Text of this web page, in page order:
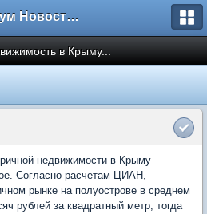
Форум Новостройки
в Крыму...
недвижимости в Крыму
Согласно расчетам ЦИАН,
рынке на полуострове в среднем
рублей за квадратный метр, тогда